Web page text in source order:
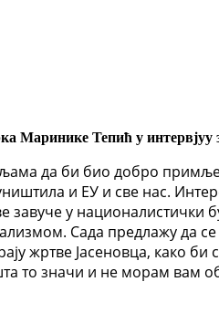
Тепић у интервјуу
да би био добро
и ЕУ и све нас.
завуче у
Сада предлажу да
жртве Јасеновца, како
то значи и не морам